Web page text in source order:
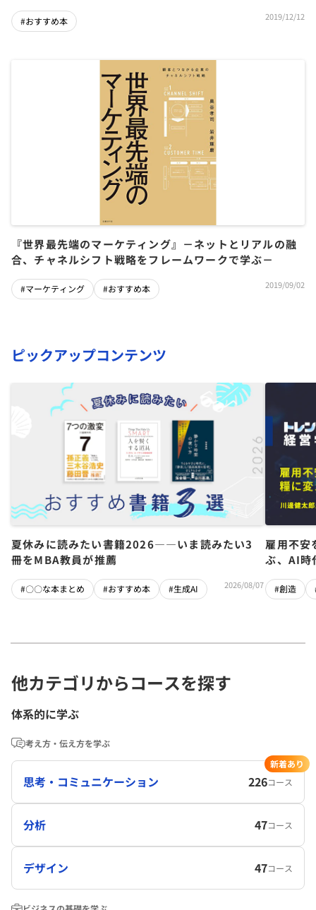
#おすすめ本 2019/12/12
『世界最先端のマーケティング』－ネットとリアルの融
合、チャネルシフト戦略をフレームワークで学ぶ－
#マーケティング #おすすめ本 2019/09/02
ピックアップコンテンツ
夏休みに読みたい書籍2026――いま読みたい3
冊をMBA教員が推薦
#〇〇な本まとめ #おすすめ本 #生成AI 2026/08/07
雇用不
ぶ、AI時
#創造
他カテゴリからコースを探す
体系的に学ぶ
考え方・伝え方を学ぶ
思考・コミュニケーション 226コース
新着あり
分析 47コース
デザイン 47コース